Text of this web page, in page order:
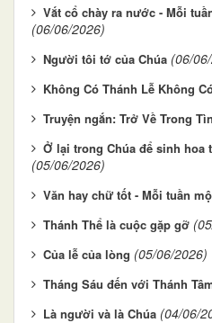
Vắt cổ chày ra nước - Mỗi
(06/06/2026)
Người tôi tớ của Chúa (06/
Không Có Thánh Lễ Không
Truyện ngắn: Trở Về Trong
Ở lại trong Chúa để sinh hoa
(05/06/2026)
Văn hay chữ tốt - Mỗi tuần
Thánh Thể là cuộc gặp gỡ
Của lễ của lòng (05/06/2026)
Tháng Sáu đến với Thánh
Là người và là Chúa (04/06/